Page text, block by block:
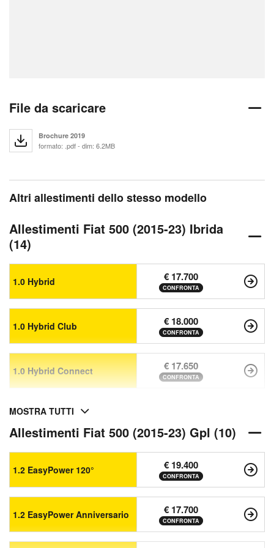
File da scaricare
Brochure 2019
formato: .pdf - dim: 6.2MB
Altri allestimenti dello stesso modello
Allestimenti Fiat 500 (2015-23) Ibrida
(14)
1.0 Hybrid € 17.700
CONFRONTA
1.0 Hybrid Club € 18.000
CONFRONTA
1.0 Hybrid Connect € 17.650
CONFRONTA
MOSTRA TUTTI
Allestimenti Fiat 500 (2015-23) Gpl (10)
1.2 EasyPower 120° € 19.400
CONFRONTA
1.2 EasyPower Anniversario € 17.700
CONFRONTA